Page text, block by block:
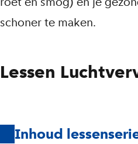
schoner te maken.
Lessen
Inhoud